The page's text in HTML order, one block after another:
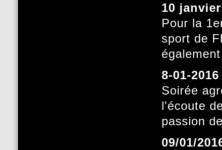
10
Pour la
sport de
8-01-
Soirée
l'écoute
passion
09/01/